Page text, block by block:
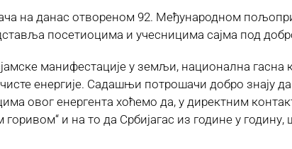
на данас отвореном 92. Међународном
посетиоцима и учесницима сајма под
манифестације у земљи, национална
енергије. Садашњи потрошачи добро знају
овог енергента хоћемо да, у директним
и на то да Србијагас из године у